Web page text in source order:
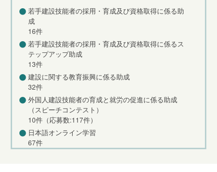
若手建設技能者の採用・育成及び資格取得に係る助
成
16件
若手建設技能者の採用・育成及び資格取得に係るス
テップアップ助成
13件
建設に関する教育振興に係る助成
32件
外国人建設技能者の育成と就労の促進に係る助成
（スピーチコンテスト）
10件（応募数:117件）
日本語オンライン学習
67件